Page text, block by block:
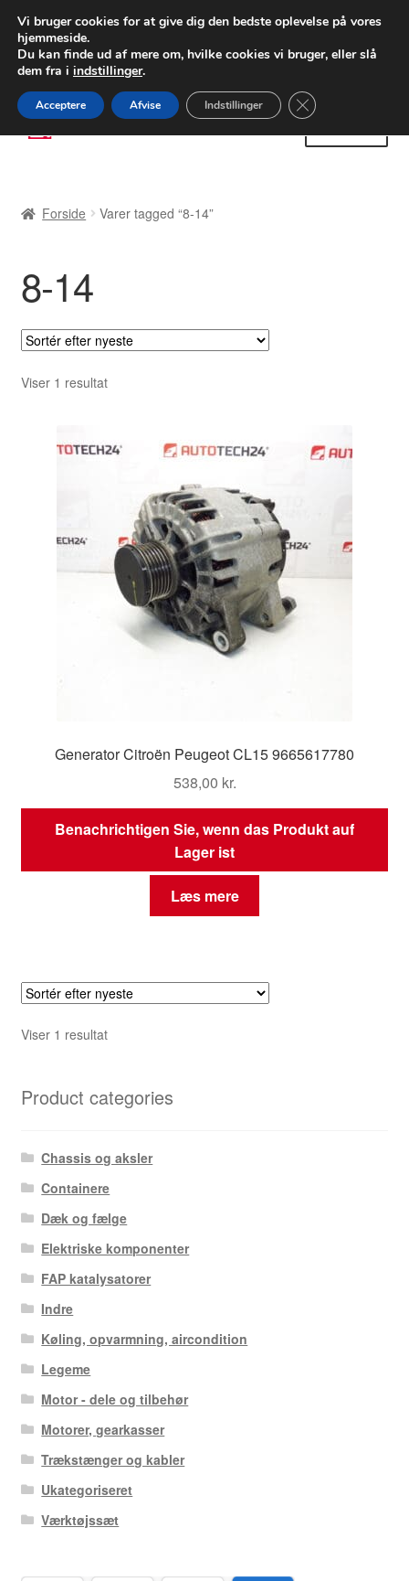
LEVERING fra 55 kr.
FEDEX verdensomspændende forsendelse
80 82 72 02
Spring
til
Spring
til
Betalinger
Kasse
Klage
Klageprocedure
Min Konto
Forside Varer tagged “8-14”
8-14
Viser 1 resultat
Generator Citroën Peugeot CL15 9665617780
538,00 kr.
Benachrichtigen Sie, wenn das Produkt auf
Lager ist
Læs mere
Viser 1 resultat
Product categories
Chassis og aksler
Containere
Dæk og fælge
Elektriske komponenter
FAP katalysatorer
Indre
Køling, opvarmning, aircondition
Legeme
Motor - dele og tilbehør
Motorer, gearkasser
Trækstænger og kabler
Ukategoriseret
Værktøjssæt
Vi bruger cookies for at give dig den bedste oplevelse på vores
hjemmeside.
Du kan finde ud af mere om, hvilke cookies vi bruger, eller slå
dem fra i indstillinger.
Acceptere Afvise Indstillinger Close GDPR